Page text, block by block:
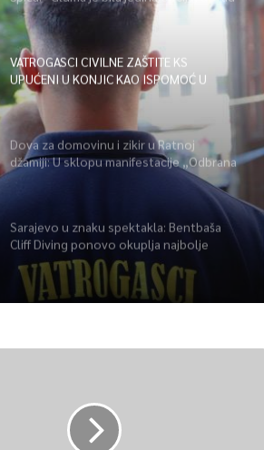
i disciplinu sve je moguće”
VATROGASCI CIVILNE ZAŠTITE KS
UPUĆENI U KONJIC KAO ISPOMOĆ U
GAŠENJU POŽARA
Dova za domovinu i zikir u Ratnoj
džamiji: U sklopu manifestacije „Odbrana
BiH – Igman 2026“ odana počast
Sarajevo u znaku spektakla: Bentbaša
Cliff Diving ponovo okuplja najbolje
skakače i vrhunsku zabavu